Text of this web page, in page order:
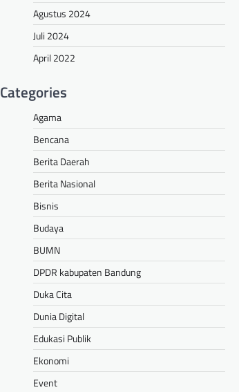
Agustus 2024
Juli 2024
April 2022
Categories
Agama
Bencana
Berita Daerah
Berita Nasional
Bisnis
Budaya
BUMN
DPDR kabupaten Bandung
Duka Cita
Dunia Digital
Edukasi Publik
Ekonomi
Event